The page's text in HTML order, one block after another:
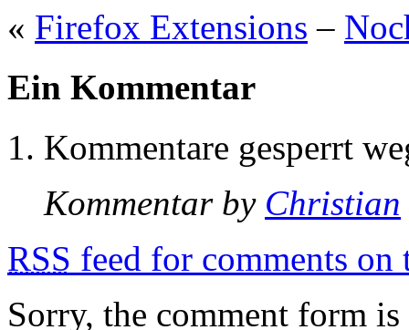
« Firefox Extensions –
Ein Kommentar
Kommentare gesperrt
Kommentar by Christian
RSS feed for comments on
Sorry, the comment form